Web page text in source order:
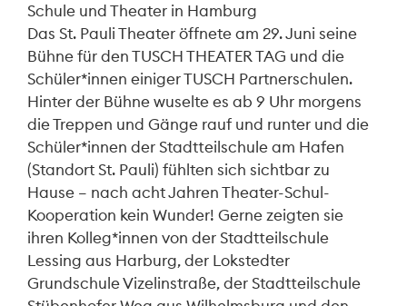
Schule und Theater in Hamburg
Das St. Pauli Theater öffnete am 29. Juni seine
Bühne für den TUSCH THEATER TAG und die
Schüler*innen einiger TUSCH Partnerschulen.
Hinter der Bühne wuselte es ab 9 Uhr morgens
die Treppen und Gänge rauf und runter und die
Schüler*innen der Stadtteilschule am Hafen
(Standort St. Pauli) fühlten sich sichtbar zu
Hause – nach acht Jahren Theater-Schul-
Kooperation kein Wunder! Gerne zeigten sie
ihren Kolleg*innen von der Stadtteilschule
Lessing aus Harburg, der Lokstedter
Grundschule Vizelinstraße, der Stadtteilschule